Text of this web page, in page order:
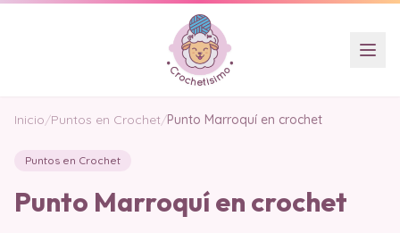
Inicio/Puntos en Crochet/Punto Marroquí en crochet
Puntos en Crochet
Punto Marroquí en crochet